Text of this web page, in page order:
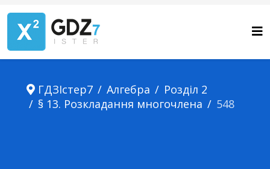
ГДЗІстер7 Алгебра
Розділ 2
§ 13. Розкладання многочлена
548